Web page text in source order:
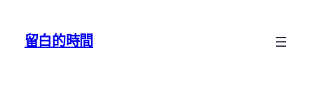
留白的時間